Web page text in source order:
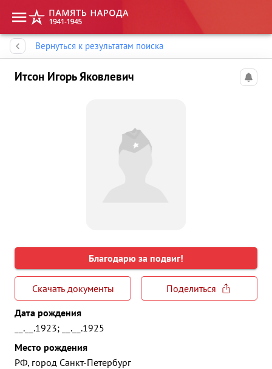
Вернуться к результатам поиска
Итсон Игорь Яковлевич
Благодарю за подвиг!
Скачать документы
Поделиться
Дата рождения
__.__.1923; __.__.1925
Место рождения
РФ, город Санкт-Петербург
Память народа